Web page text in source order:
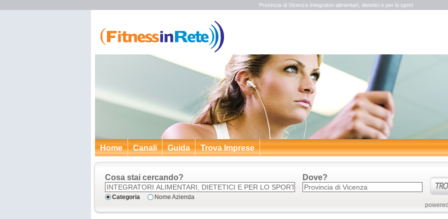
Provincia di Vicenza Integratori alimentari, dietetici e per lo sport
Home Canali Guida Trova Imprese
Cosa stai cercando?
Categoria Nome Azienda
Dove?